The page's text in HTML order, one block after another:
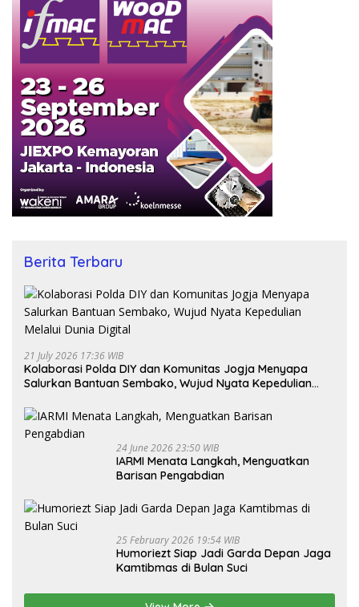
Berita Terbaru
21 July 2026 17:36 WIB
Kolaborasi Polda DIY dan Komunitas Jogja Menyapa
Salurkan Bantuan Sembako, Wujud Nyata Kepedulian
24 June 2026 23:50 WIB
IARMI Menata Langkah, Menguatkan
Barisan Pengabdian
25 February 2026 19:54 WIB
Humoriezt Siap Jadi Garda Depan Jaga
Kamtibmas di Bulan Suci